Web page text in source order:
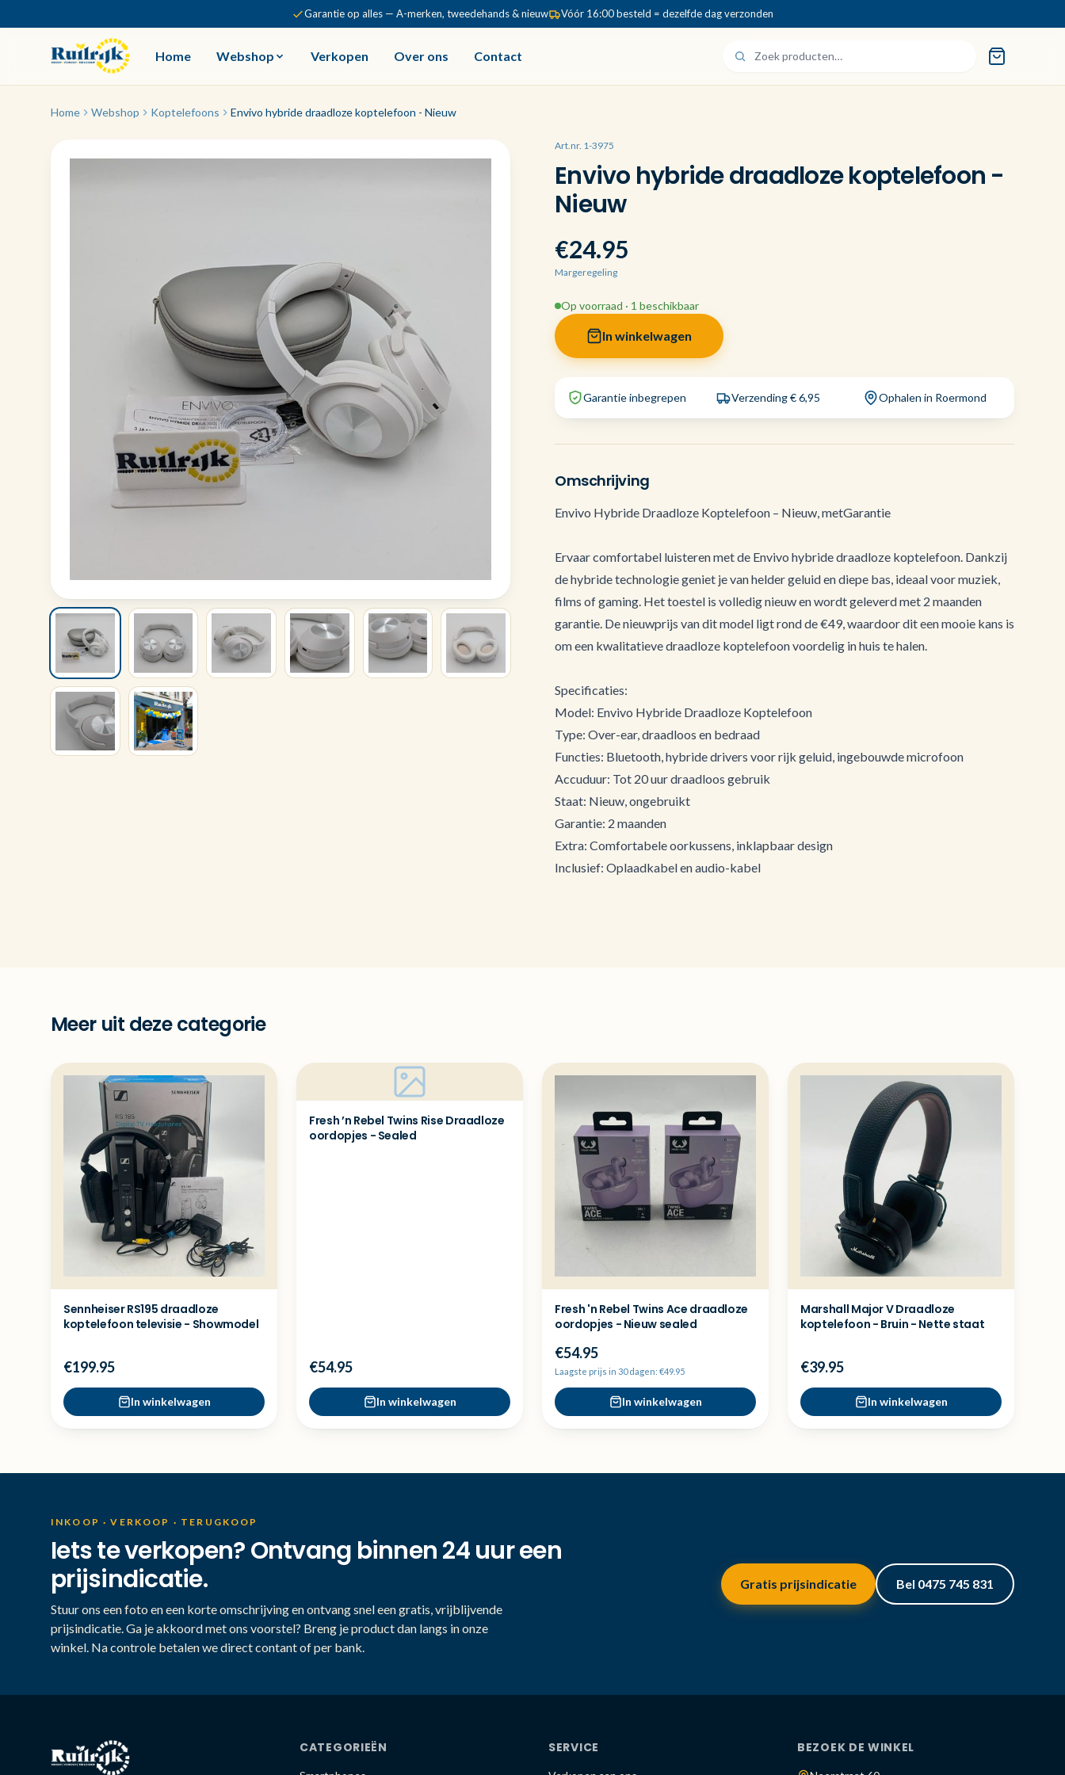
Garantie op alles — A-merken, tweedehands & nieuw Vóór 16:00 besteld = dezelfde dag verzonden
Home Webshop Verkopen Over ons Contact
Home Webshop Koptelefoons Envivo hybride draadloze koptelefoon - Nieuw
Art.nr. 1-3975
Envivo hybride draadloze koptelefoon -
Nieuw
€24.95
Margeregeling
Op voorraad · 1 beschikbaar
In winkelwagen
Garantie inbegrepen Verzending € 6,95 Ophalen in Roermond
Omschrijving
Envivo Hybride Draadloze Koptelefoon – Nieuw, metGarantie
Ervaar comfortabel luisteren met de Envivo hybride draadloze koptelefoon. Dankzij
de hybride technologie geniet je van helder geluid en diepe bas, ideaal voor muziek,
films of gaming. Het toestel is volledig nieuw en wordt geleverd met 2 maanden
garantie. De nieuwprijs van dit model ligt rond de €49, waardoor dit een mooie kans is
om een kwalitatieve draadloze koptelefoon voordelig in huis te halen.
Specificaties:
Model: Envivo Hybride Draadloze Koptelefoon
Type: Over-ear, draadloos en bedraad
Functies: Bluetooth, hybride drivers voor rijk geluid, ingebouwde microfoon
Accuduur: Tot 20 uur draadloos gebruik
Staat: Nieuw, ongebruikt
Garantie: 2 maanden
Extra: Comfortabele oorkussens, inklapbaar design
Inclusief: Oplaadkabel en audio-kabel
Meer uit deze categorie
Sennheiser RS195 draadloze
koptelefoon televisie - Showmodel
€199.95
In winkelwagen
Fresh ’n Rebel Twins Rise Draadloze
oordopjes - Sealed
€54.95
In winkelwagen
Fresh 'n Rebel Twins Ace draadloze
oordopjes - Nieuw sealed
€54.95
Laagste prijs in 30 dagen: €49.95
In winkelwagen
Marshall Major V Draadloze
koptelefoon - Bruin - Nette staat
€39.95
In winkelwagen
INKOOP · VERKOOP · TERUGKOOP
Iets te verkopen? Ontvang binnen 24 uur een
prijsindicatie.
Stuur ons een foto en een korte omschrijving en ontvang snel een gratis, vrijblijvende
prijsindicatie. Ga je akkoord met ons voorstel? Breng je product dan langs in onze
winkel. Na controle betalen we direct contant of per bank.
Gratis prijsindicatie Bel 0475 745 831
CATEGORIEËN SERVICE BEZOEK DE WINKEL